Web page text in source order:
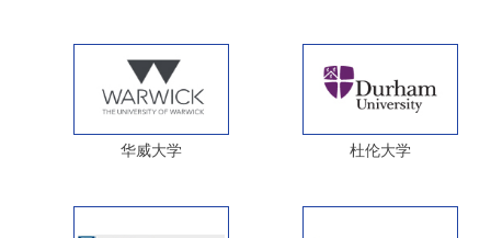
华威大学 杜伦大学